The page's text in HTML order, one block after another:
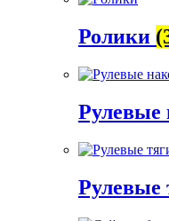
Ролики
Рулевые
Рулевые